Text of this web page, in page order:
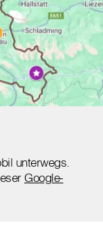
unterwegs.
Google-